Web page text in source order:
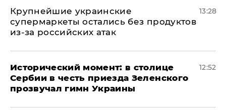
Крупнейшие украинские
супермаркеты остались без продуктов
из-за российских атак
13:28
Исторический момент: в столице
Сербии в честь приезда Зеленского
прозвучал гимн Украины
12:52